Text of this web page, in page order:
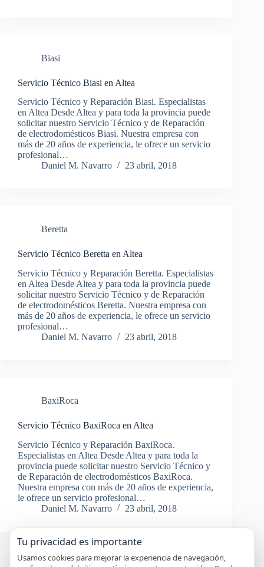
Biasi
Servicio Técnico Biasi en Altea
Servicio Técnico y Reparación Biasi. Especialistas
en Altea Desde Altea y para toda la provincia puede
solicitar nuestro Servicio Técnico y de Reparación
de electrodomésticos Biasi. Nuestra empresa con
más de 20 años de experiencia, le ofrece un servicio
profesional…
Daniel M. Navarro
23 abril, 2018
Beretta
Servicio Técnico Beretta en Altea
Servicio Técnico y Reparación Beretta. Especialistas
en Altea Desde Altea y para toda la provincia puede
solicitar nuestro Servicio Técnico y de Reparación
de electrodomésticos Beretta. Nuestra empresa con
más de 20 años de experiencia, le ofrece un servicio
profesional…
Daniel M. Navarro
23 abril, 2018
BaxiRoca
Servicio Técnico BaxiRoca en Altea
Servicio Técnico y Reparación BaxiRoca.
Especialistas en Altea Desde Altea y para toda la
provincia puede solicitar nuestro Servicio Técnico y
de Reparación de electrodomésticos BaxiRoca.
Nuestra empresa con más de 20 años de experiencia,
le ofrece un servicio profesional…
Daniel M. Navarro
23 abril, 2018
Tu privacidad es importante
Usamos cookies para mejorar la experiencia de navegación,